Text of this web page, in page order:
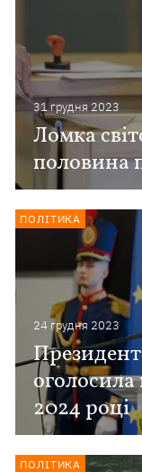
31 грудня 2023
Ломка
половина
24 грудня 2023
2024 році
ПОЛІТИКА
ПОЛІТИКА